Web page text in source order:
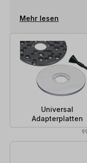
Mehr lesen
Universal
Adapterplatten
99 Artikel gefunden